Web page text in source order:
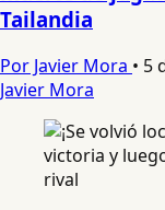
Tailandia
Por Javier Mora • 5
Javier Mora